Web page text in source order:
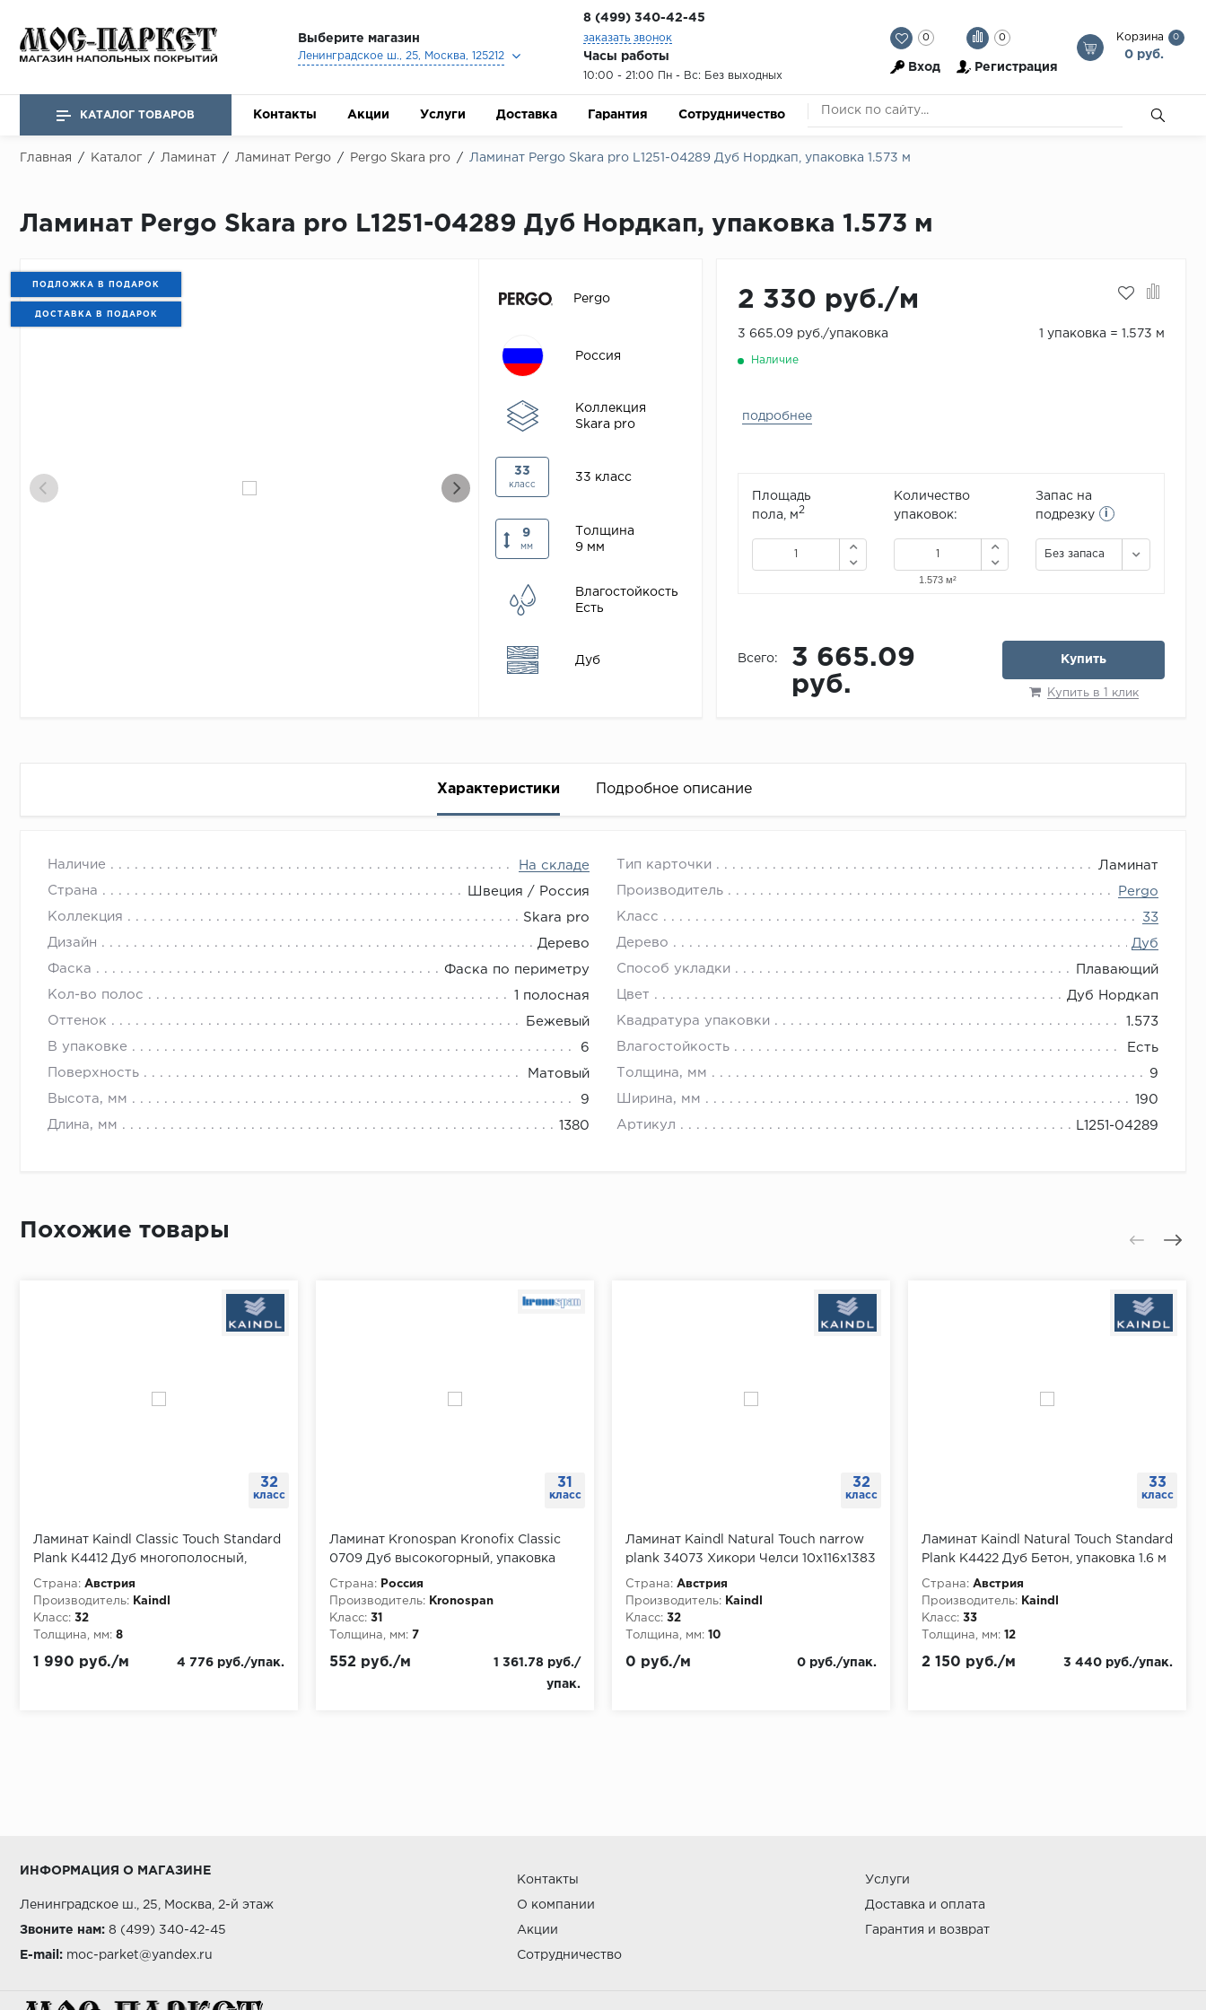
Выберите магазин
Ленинградское ш., 25, Москва, 125212
8 (499) 340-42-45
заказать звонок
Часы работы
10:00 - 21:00 Пн - Вс: Без выходных
0 0
Вход Регистрация
Корзина 0
0 руб.
КАТАЛОГ ТОВАРОВ Контакты Акции Услуги Доставка Гарантия Сотрудничество
Главная / Каталог / Ламинат / Ламинат Pergo / Pergo Skara pro / Ламинат Pergo Skara pro L1251-04289 Дуб Нордкап, упаковка 1.573 м
Ламинат Pergo Skara pro L1251-04289 Дуб Нордкап, упаковка 1.573 м
ПОДЛОЖКА В ПОДАРОК
ДОСТАВКА В ПОДАРОК
Pergo
Россия
Коллекция
Skara pro
33
класс
33 класс
9
мм
Толщина
9 мм
Влагостойкость
Есть
Дуб
2 330 руб./м
3 665.09 руб./упаковка 1 упаковка = 1.573 м
Наличие
подробнее
Площадь
пола, м2
Количество
упаковок:
Запас на
подрезку
i
Без запаса
Всего:
3 665.09
руб.
Купить
Купить в 1 клик
Характеристики Подробное описание
Наличие На складе Тип карточки Ламинат
Страна Швеция / Россия Производитель Pergo
Коллекция Skara pro Класс 33
Дизайн Дерево Дерево Дуб
Фаска Фаска по периметру Способ укладки Плавающий
Кол-во полос 1 полосная Цвет Дуб Нордкап
Оттенок Бежевый Квадратура упаковки 1.573
В упаковке 6 Влагостойкость Есть
Поверхность Матовый Толщина, мм 9
Высота, мм 9 Ширина, мм 190
Длина, мм 1380 Артикул L1251-04289
Похожие товары
32
класс
Ламинат Kaindl Classic Touch Standard
Plank K4412 Дуб многополосный,
упаковка 2.4 м
Страна: Австрия
Производитель:
Kaindl
Класс: 32
Толщина, мм: 8
1 990 руб./м 4 776 руб./упак.
31
класс
Ламинат Kronospan Kronofix Classic
0709 Дуб высокогорный, упаковка
2.467 м
Страна:
Россия
Производитель:
Kronospan
Класс: 31
Толщина, мм: 7
552 руб./м
1 361.78 руб./
упак.
32
класс
Ламинат Kaindl Natural Touch narrow
plank 34073 Хикори Челси 10x116x1383
мм, упаковка 1.28 м
Страна: Австрия
Производитель:
Kaindl
Класс: 32
Толщина, мм: 10
0 руб./м 0 руб./упак.
33
класс
Ламинат Kaindl Natural Touch Standard
Plank K4422 Дуб Бетон, упаковка 1.6 м
Страна: Австрия
Производитель:
Kaindl
Класс: 33
Толщина, мм: 12
2 150 руб./м 3 440 руб./упак.
ИНФОРМАЦИЯ О МАГАЗИНЕ
Ленинградское ш., 25, Москва, 2-й этаж
Звоните нам: 8 (499) 340-42-45
E-mail: moc-parket@yandex.ru
Контакты
О компании
Акции
Сотрудничество
Услуги
Доставка и оплата
Гарантия и возврат